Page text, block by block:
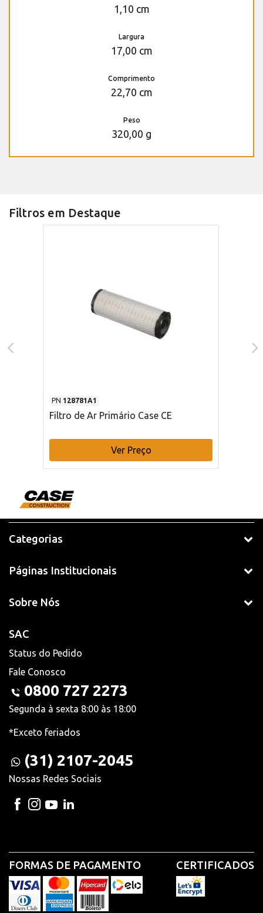
1,10 cm
Largura
17,00 cm
Comprimento
22,70 cm
Peso
320,00 g
Filtros em Destaque
PN 128781A1
Filtro de Ar Primário Case CE
Ver Preço
Categorias
Páginas Institucionais
Sobre Nós
SAC
Status do Pedido
Fale Conosco
0800 727 2273
Segunda à sexta 8:00 às 18:00
*Exceto feriados
(31) 2107-2045
Nossas Redes Sociais
FORMAS DE PAGAMENTO CERTIFICADOS